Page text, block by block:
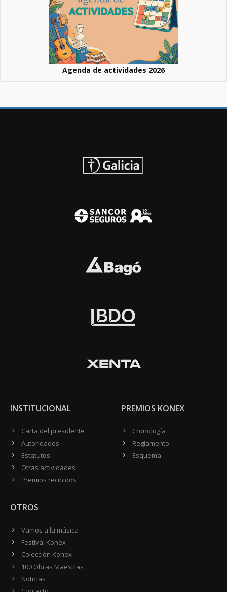
Agenda de actividades 2026
INSTITUCIONAL
Carta del presidente
Autoridades
Estatutos
Otras actividades
Premios recibidos
PREMIOS KONEX
Cronología
Reglamento
Esquema
OTROS
Vamos a la música
Festival Konex
Colección Konex
100 Obras Maestras
Noticias